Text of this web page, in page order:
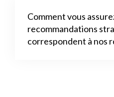
Comment vous
recommandations
correspondent à nos